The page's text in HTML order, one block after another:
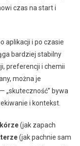
czas na start i
aplikacji i po czasie
bardziej stabilny
preferencji i chemii
można je
„skuteczność” bywa
i kontekst.
(jak zapach
(jak pachnie sam